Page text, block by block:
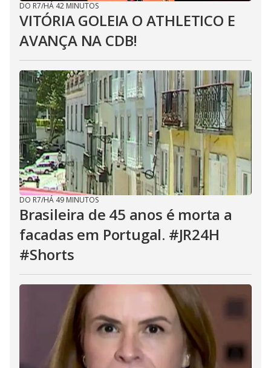
DO R7/HÁ 42 MINUTOS
VITÓRIA GOLEIA O ATHLETICO E
AVANÇA NA CDB!
DO R7/HÁ 49 MINUTOS
Brasileira de 45 anos é morta a
facadas em Portugal. #JR24H
#Shorts